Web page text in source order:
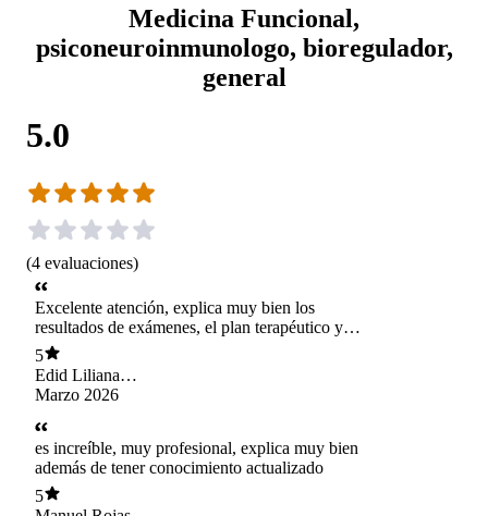
Medicina Funcional,
psiconeuroinmunologo, bioregulador,
general
5.0
(4 evaluaciones)
Excelente atención, explica muy bien los
resultados de exámenes, el plan terapéutico y
pasos a seguir. Es paciente y preocupada por el
usuario. Dedica tiempo a cada paciente para
comprenderlo y poder establecer un plan
terapeutico. Me encantó!. 100% recomendada la
doctora y la medicina funcional.
5
Edid Liliana
Guerrero Muñoz
Marzo 2026
es increíble, muy profesional, explica muy bien
además de tener conocimiento actualizado
5